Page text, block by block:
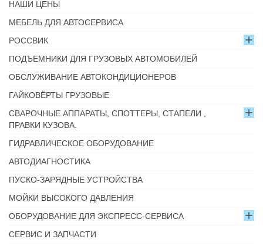
НАШИ ЦЕНЫ
МЕБЕЛЬ ДЛЯ АВТОСЕРВИСА
РОССВИК
ПОДЪЕМНИКИ ДЛЯ ГРУЗОВЫХ АВТОМОБИЛЕЙ
ОБСЛУЖИВАНИЕ АВТОКОНДИЦИОНЕРОВ
ГАЙКОВЁРТЫ ГРУЗОВЫЕ
СВАРОЧНЫЕ АППАРАТЫ, СПОТТЕРЫ, СТАПЕЛИ ,
ПРАВКИ КУЗОВА.
ГИДРАВЛИЧЕСКОЕ ОБОРУДОВАНИЕ
АВТОДИАГНОСТИКА
ПУСКО-ЗАРЯДНЫЕ УСТРОЙСТВА
МОЙКИ ВЫСОКОГО ДАВЛЕНИЯ
ОБОРУДОВАНИЕ ДЛЯ ЭКСПРЕСС-СЕРВИСА
СЕРВИС И ЗАПЧАСТИ